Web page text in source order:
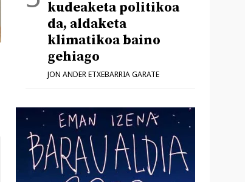
kudeaketa politikoa
da, aldaketa
klimatikoa baino
gehiago
JON ANDER ETXEBARRIA GARATE